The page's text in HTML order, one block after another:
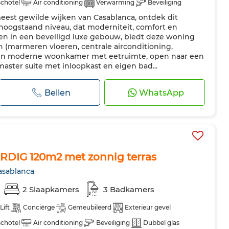
Air conditioning Verwarming
Beveiliging
Uitgeruste keuken Koelkast Oven Tv
gewilde wijken van Casablanca, ontdek dit
niveau, dat moderniteit, comfort en
in een beveiligd luxe gebouw, biedt deze woning
(marmeren vloeren, centrale airconditioning,
moderne woonkamer met eetruimte, open naar een
suite met inloopkast en eigen bad...
Bellen WhatsApp
120m2 met zonnig terras
2 Slaapkamers 3 Badkamers
Lift Conciërge Gemeubileerd
Exterieur gevel
Air conditioning Beveiliging Dubbel glas